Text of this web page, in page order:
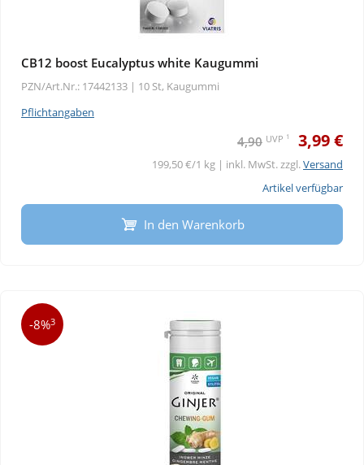
CB12 boost Eucalyptus white Kaugummi
PZN/Art.Nr.: 17442133 | 10 St, Kaugummi
Pflichtangaben
4,90 UVP 1 3,99 €
199,50 €/1 kg | inkl. MwSt. zzgl.Versand
Artikel verfügbar
In den Warenkorb
-8%3